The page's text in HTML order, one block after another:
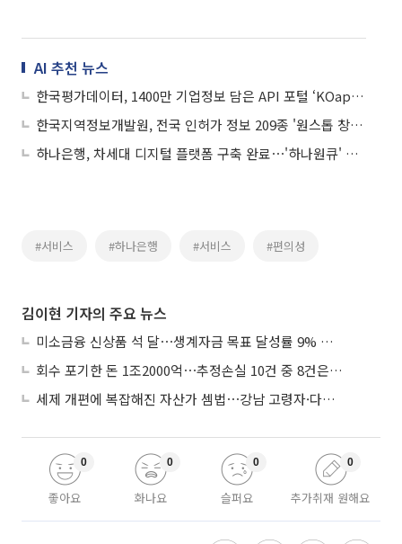
AI 추천 뉴스
한국평가데이터, 1400만 기업정보 담은 API 포털 ‘KOapinet’ 출시
한국지역정보개발원, 전국 인허가 정보 209종 '원스톱 창구'로 통합…API 전면 개방
하나은행, 차세대 디지털 플랫폼 구축 완료⋯'하나원큐' 개편
#서비스 #하나은행 #서비스 #편의성
김이현 기자의 주요 뉴스
미소금융 신상품 석 달⋯생계자금 목표 달성률 9% 그쳐
회수 포기한 돈 1조2000억⋯추정손실 10건 중 8건은 기업대출
세제 개편에 복잡해진 자산가 셈법⋯강남 고령자·다주택자 ‘자산재편 고심’
좋아요
0
화나요
0
슬퍼요
0
추가취재 원해요
0